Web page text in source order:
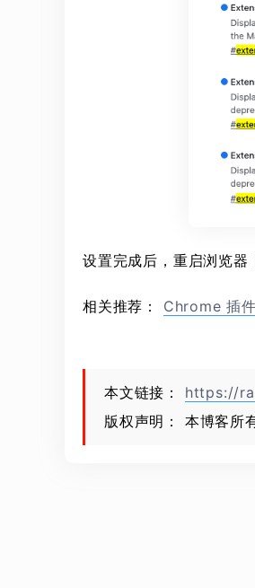
设置完成后，重启浏览
相关推荐： Chrome 插
本文链接： https://
版权声明： 本博客所